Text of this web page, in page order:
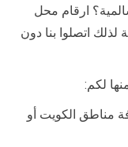
ارقام محل
لذلك اتصلوا بنا دون
لكم:
ساعة و لكافة مناطق الكويت أو